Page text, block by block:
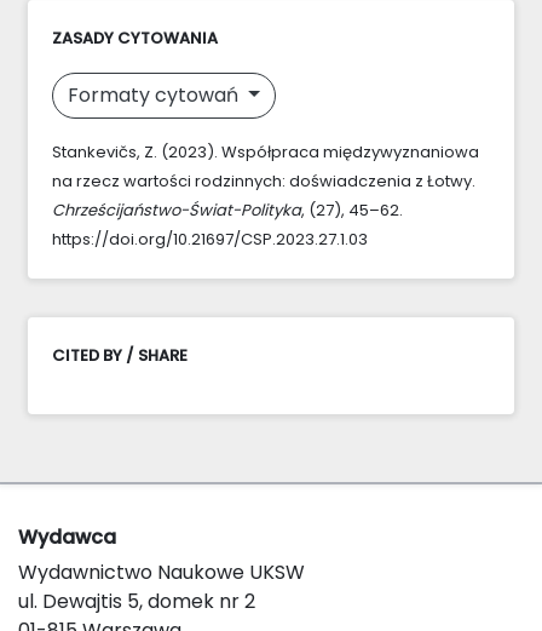
ZASADY CYTOWANIA
Formaty cytowań
Stankevičs, Z. (2023). Współpraca międzywyznaniowa
na rzecz wartości rodzinnych: doświadczenia z Łotwy.
Chrześcijaństwo-Świat-Polityka, (27), 45–62.
https://doi.org/10.21697/CSP.2023.27.1.03
CITED BY / SHARE
Wydawca
Wydawnictwo Naukowe UKSW
ul. Dewajtis 5, domek nr 2